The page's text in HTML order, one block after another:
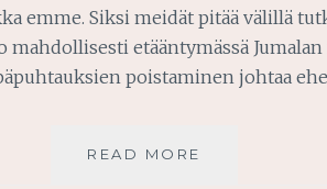
emme. Siksi meidät pitää välillä
mahdollisesti etääntymässä
poistaminen johtaa
READ MORE